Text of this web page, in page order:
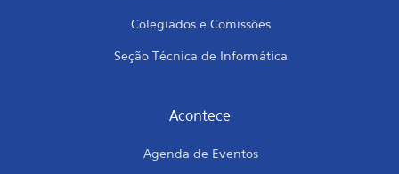
Colegiados e Comissões
Seção Técnica de Informática
Acontece
Agenda de Eventos